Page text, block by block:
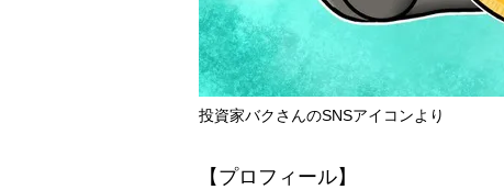
投資家バクさんのSNSアイコンより
【プロフィール】